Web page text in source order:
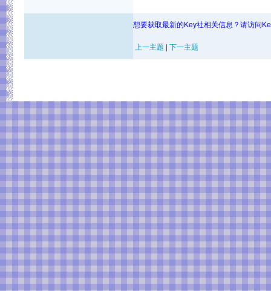
想要获取最新的Key社相关信息？请访问
上一主题 下一主题